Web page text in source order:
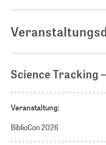
Science Tracking
Veranstaltung:
BiblioCon 2026